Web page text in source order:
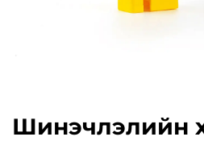
Шинэчлэлийн